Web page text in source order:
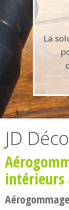
La
JD Déco
intérieurs
Aérogommage